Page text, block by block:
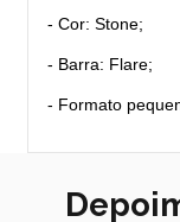
- Cor: Stone;
- Barra: Flare;
- Formato